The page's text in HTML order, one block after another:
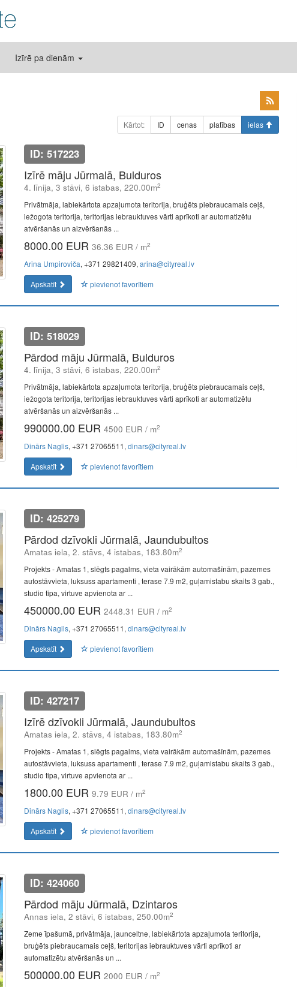
Izīrē pa dienām
Kārtot: ID cenas platības ielas
ID: 517223
Izīrē māju Jūrmalā, Bulduros
4. līnija, 3 stāvi, 6 istabas, 220.00m2
Privātmāja, labiekārtota apzaļumota teritorija, bruģēts piebraucamais ceļš,
iežogota teritorija, teritorijas iebrauktuves vārti aprīkoti ar automatizētu
atvēršanās un aizvēršanās ...
8000.00 EUR 36.36 EUR / m2
Arina Umpiroviča, +371 29821409, arina@cityreal.lv
Apskatīt
pievienot favorītiem
ID: 518029
Pārdod māju Jūrmalā, Bulduros
4. līnija, 3 stāvi, 6 istabas, 220.00m2
Privātmāja, labiekārtota apzaļumota teritorija, bruģēts piebraucamais ceļš,
iežogota teritorija, teritorijas iebrauktuves vārti aprīkoti ar automatizētu
atvēršanās un aizvēršanās ...
990000.00 EUR 4500 EUR / m2
Dinārs Naglis, +371 27065511, dinars@cityreal.lv
Apskatīt
pievienot favorītiem
ID: 425279
Pārdod dzīvokli Jūrmalā, Jaundubultos
Amatas iela, 2. stāvs, 4 istabas, 183.80m2
Projekts - Amatas 1, slēgts pagalms, vieta vairākām automašīnām, pazemes
autostāvvieta, luksuss apartamenti , terase 7.9 m2, guļamistabu skaits 3 gab.,
studio tipa, virtuve apvienota ar ...
450000.00 EUR 2448.31 EUR / m2
Dinārs Naglis, +371 27065511, dinars@cityreal.lv
Apskatīt
pievienot favorītiem
ID: 427217
Izīrē dzīvokli Jūrmalā, Jaundubultos
Amatas iela, 2. stāvs, 4 istabas, 183.80m2
Projekts - Amatas 1, slēgts pagalms, vieta vairākām automašīnām, pazemes
autostāvvieta, luksuss apartamenti , terase 7.9 m2, guļamistabu skaits 3 gab.,
studio tipa, virtuve apvienota ar ...
1800.00 EUR 9.79 EUR / m2
Dinārs Naglis, +371 27065511, dinars@cityreal.lv
Apskatīt
pievienot favorītiem
ID: 424060
Pārdod māju Jūrmalā, Dzintaros
Annas iela, 2 stāvi, 6 istabas, 250.00m2
Zeme īpašumā, privātmāja, jaunceltne, labiekārtota apzaļumota teritorija,
bruģēts piebraucamais ceļš, teritorijas iebrauktuves vārti aprīkoti ar
automatizētu atvēršanās un ...
500000.00 EUR 2000 EUR / m2